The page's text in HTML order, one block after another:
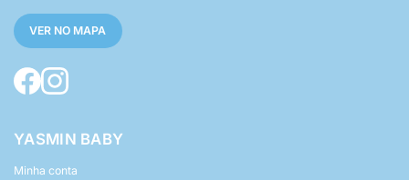
VER NO MAPA
YASMIN BABY
Minha conta